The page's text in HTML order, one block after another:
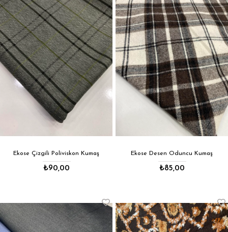
Ekose Çizgili Poliviskon Kumaş
₺90,00
Ekose Desen Oduncu Kumaş
₺85,00